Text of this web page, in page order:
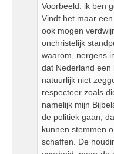
Voorbeeld: ik ben
Vindt het maar
ook mogen
onchristelijk
waarom, nergens
dat Nederland een
natuurlijk niet
respecteer zoals
namelijk mijn
de politiek gaan,
kunnen stemmen
schaffen. De